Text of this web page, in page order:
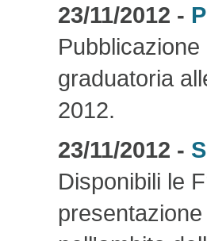
23/11/2012 -
graduatoria
2012.
23/11/2012 -
Disponibili le